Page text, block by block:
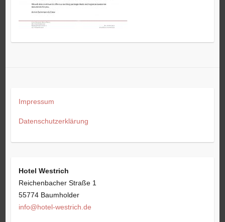
Impressum
Datenschutzerklärung
Hotel Westrich
Reichenbacher Straße 1
55774 Baumholder
info@hotel-westrich.de